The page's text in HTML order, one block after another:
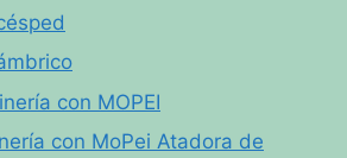
con MOPEI
con MoPei Atadora de